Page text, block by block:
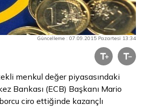
Güncelleme : 07.09.2015 Pazartesi 13:34
menkul değer piyasasındaki
Bankası (ECB) Başkanı Mario
ciro ettiğinde kazançlı